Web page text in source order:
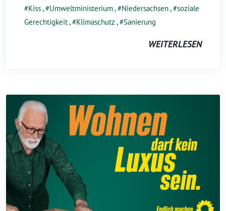
Kiss, Umweltministerium, Niedersachsen, soziale
Gerechtigkeit, Klimaschutz , Sanierung
WEITERLESEN